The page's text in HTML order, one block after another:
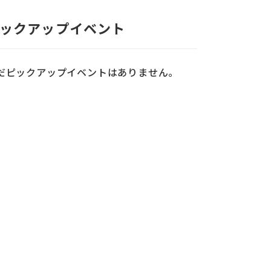
クアップイベント
ピックアップイベントはありません。